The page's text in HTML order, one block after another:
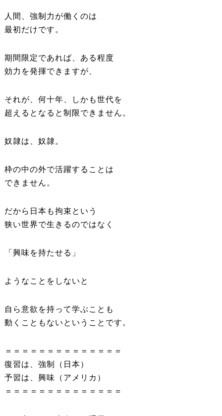
人間、強制力が働くのは
最初だけです。
期間限定であれば、ある程度
効力を発揮できますが、
それが、何十年、しかも世代を
超えるとなると制限できません。
奴隷は、奴隷。
枠の中の外で活躍することは
できません。
だから日本も拘束という
狭い世界で生きるのではなく
「興味を持たせる」
ようなことをしないと
自ら意欲を持って学ぶことも
動くこともないということです。
＝＝＝＝＝＝＝＝＝＝＝＝＝＝
復習は、強制（日本）
予習は、興味（アメリカ）
＝＝＝＝＝＝＝＝＝＝＝＝＝＝